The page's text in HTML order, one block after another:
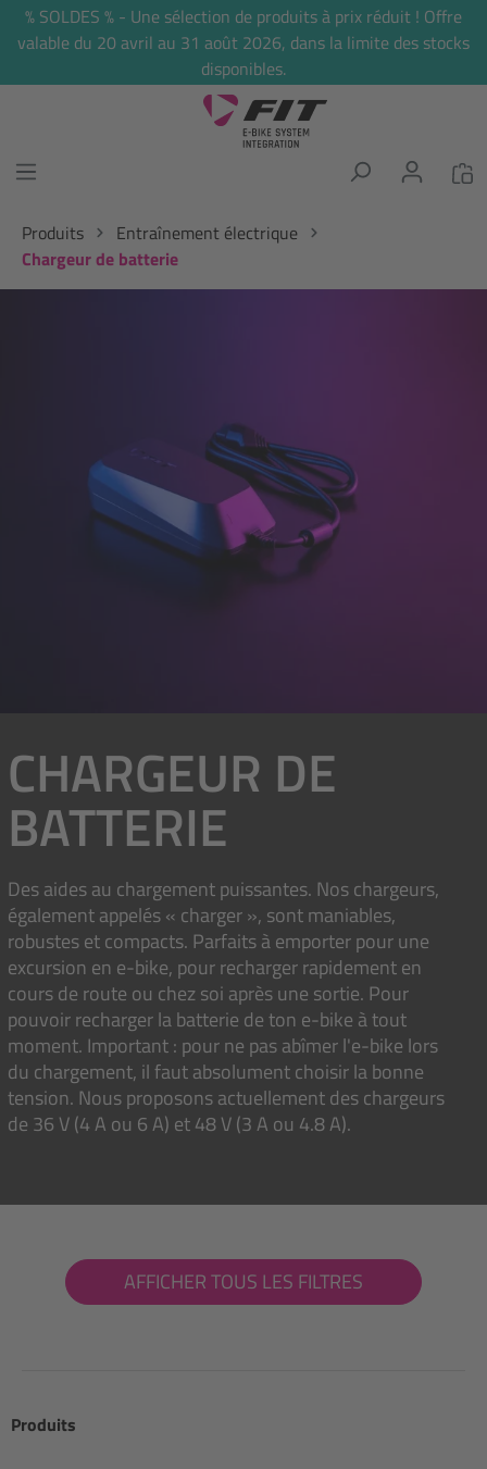
principal
% SOLDES % - Une sélection de produits à prix réduit ! Offre
valable du 20 avril au 31 août 2026, dans la limite des stocks
disponibles.
Produits
Entraînement électrique
Chargeur de batterie
CHARGEUR DE
BATTERIE
Des aides au chargement puissantes. Nos chargeurs,
également appelés « charger », sont maniables,
robustes et compacts. Parfaits à emporter pour une
excursion en e-bike, pour recharger rapidement en
cours de route ou chez soi après une sortie. Pour
pouvoir recharger la batterie de ton e-bike à tout
moment. Important : pour ne pas abîmer l'e-bike lors
du chargement, il faut absolument choisir la bonne
tension. Nous proposons actuellement des chargeurs
de 36 V (4 A ou 6 A) et 48 V (3 A ou 4.8 A).
AFFICHER TOUS LES FILTRES
Produits